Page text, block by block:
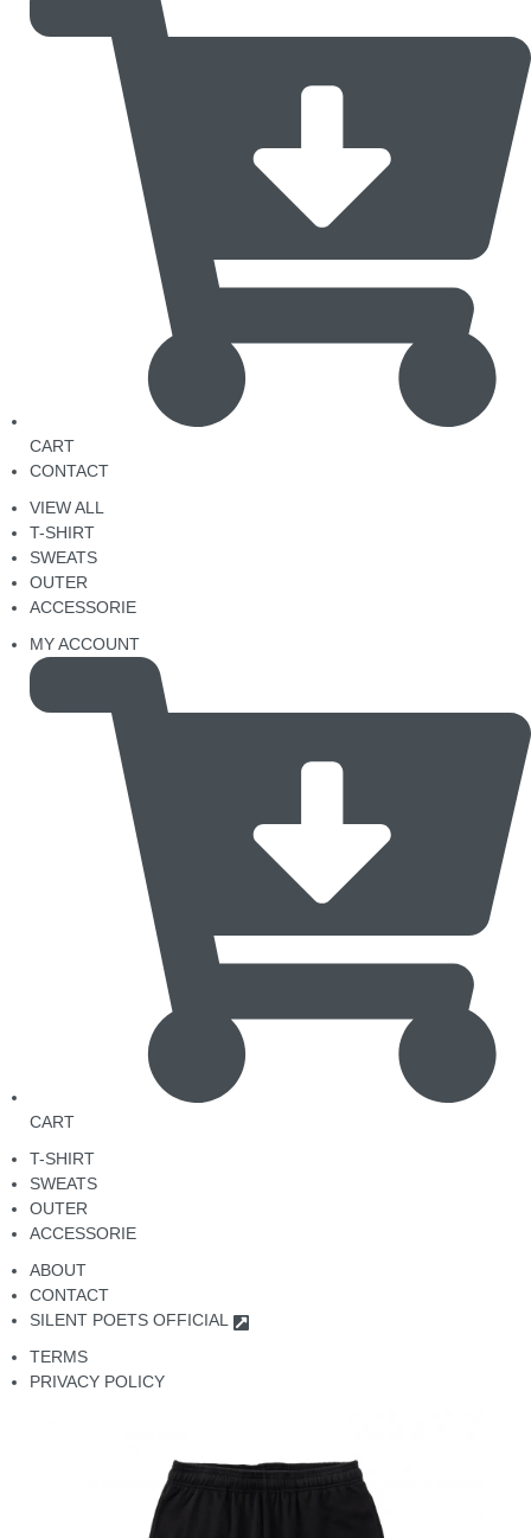
CART
CONTACT
VIEW ALL
T-SHIRT
SWEATS
OUTER
ACCESSORIE
MY ACCOUNT
CART
T-SHIRT
SWEATS
OUTER
ACCESSORIE
ABOUT
CONTACT
SILENT POETS OFFICIAL
TERMS
PRIVACY POLICY